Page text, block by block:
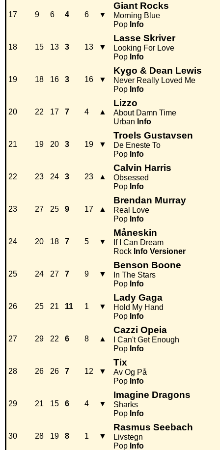
17 9 6 4 6 ▼
Giant Rocks
Morning Blue
Pop Info
18 15 13 3 13 ▼
Lasse Skriver
Looking For Love
Pop Info
19 18 16 3 16 ▼
Kygo & Dean Lewis
Never Really Loved Me
Pop Info
20 22 17 7 4 ▲
Lizzo
About Damn Time
Urban Info
21 19 20 3 19 ▼
Troels Gustavsen
De Eneste To
Pop Info
22 23 24 3 23 ▲
Calvin Harris
Obsessed
Pop Info
23 27 25 9 17 ▲
Brendan Murray
Real Love
Pop Info
24 20 18 7 5 ▼
Måneskin
If I Can Dream
Rock Info Versioner
25 24 27 7 9 ▼
Benson Boone
In The Stars
Pop Info
26 25 21 11 1 ▼
Lady Gaga
Hold My Hand
Pop Info
27 29 22 6 8 ▲
Cazzi Opeia
I Can't Get Enough
Pop Info
28 26 26 7 12 ▼
Tix
Av Og På
Pop Info
29 21 15 6 4 ▼
Imagine Dragons
Sharks
Pop Info
30 28 19 8 1 ▼
Rasmus Seebach
Livstegn
Pop Info